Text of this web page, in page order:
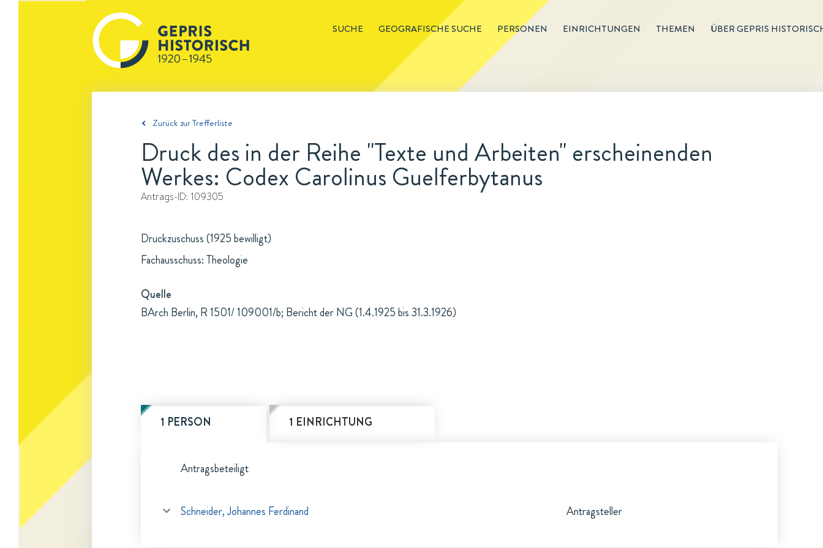
SUCHE GEOGRAFISCHE SUCHE PERSONEN EINRICHTUNGEN THEMEN ÜBER GEPRIS
Zurück zur Trefferliste
Druck des in der Reihe "Texte und Arbeiten" erscheinenden
Werkes: Codex Carolinus Guelferbytanus
Antrags-ID: 109305
Druckzuschuss (1925 bewilligt)
Fachausschuss: Theologie
Quelle
BArch Berlin, R 1501/ 109001/b; Bericht der NG (1.4.1925 bis 31.3.1926)
1 PERSON 1 EINRICHTUNG
Antragsbeteiligt
Schneider, Johannes Ferdinand Antragsteller